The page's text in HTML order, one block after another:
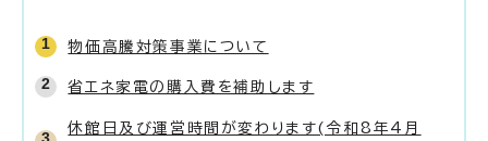
物価高騰対策事業について
省エネ家電の購入費を補助します
休館日及び運営時間が変わります(令和8年4月